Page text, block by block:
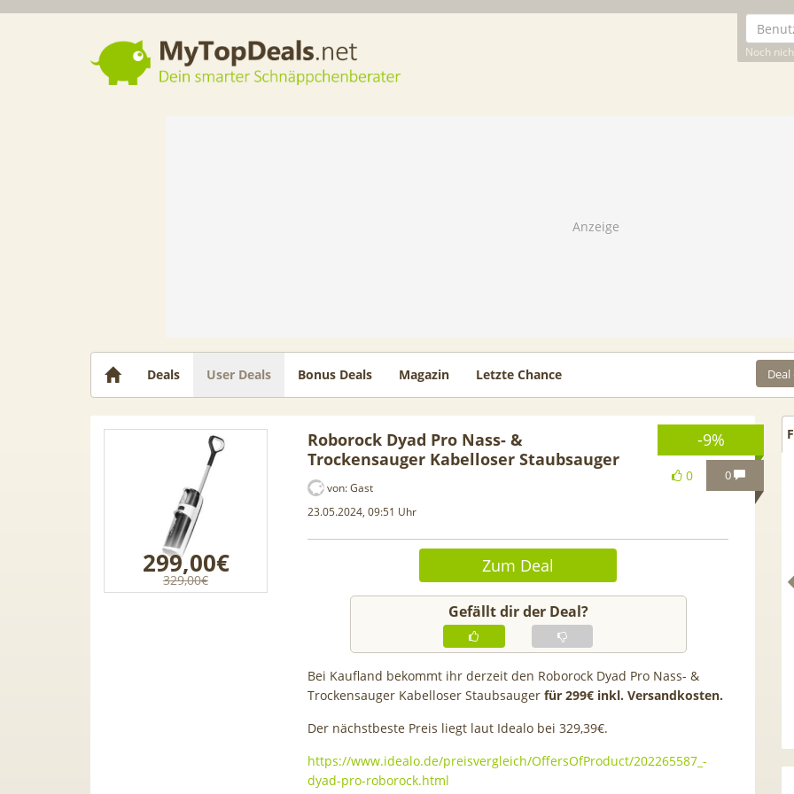
Noch
Dein smarter Schnäppchenberater
Deals User Deals Bonus Deals Magazin Letzte Chance
-9%
0
0
299,00€
329,00€
Roborock Dyad Pro Nass- &
Trockensauger Kabelloser Staubsauger
von:Gast
23.05.2024, 09:51 Uhr
Zum Deal
Gefällt dir der Deal?
Bei Kaufland bekommt ihr derzeit den Roborock Dyad Pro Nass- &
Trockensauger Kabelloser Staubsauger für 299€ inkl. Versandkosten.
Der nächstbeste Preis liegt laut Idealo bei 329,39€.
https://www.idealo.de/preisvergleich/OffersOfProduct/202265587_-
dyad-pro-roborock.html
80GB für 29,99€ mit GigaKombi
[Eff. GRATIS!] 📲 Samsung
Galaxy S26 (256GB) für 169€ +
für 19,99€ + 50€ BONUS
50€ Wechselbonus! 🎉 50GB 5G
Vodafone Allnet für 7,99€ mtl.
| 0,00€ Anschlusskosten |
5,91€